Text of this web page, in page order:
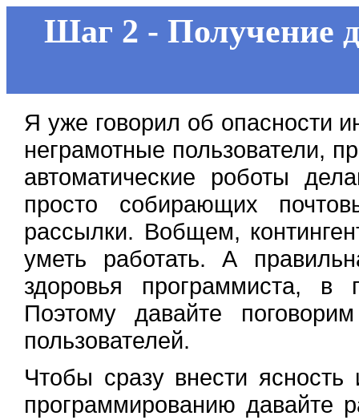
Шаг 2 - Получение
Я уже говорил об опасности
неграмотные пользователи,
автоматические роботы
просто собирающих
рассылки. Вобщем,
уметь работать. А
здоровья программиста,
Поэтому давайте
пользователей.
Чтобы сразу внести
программированию давайте